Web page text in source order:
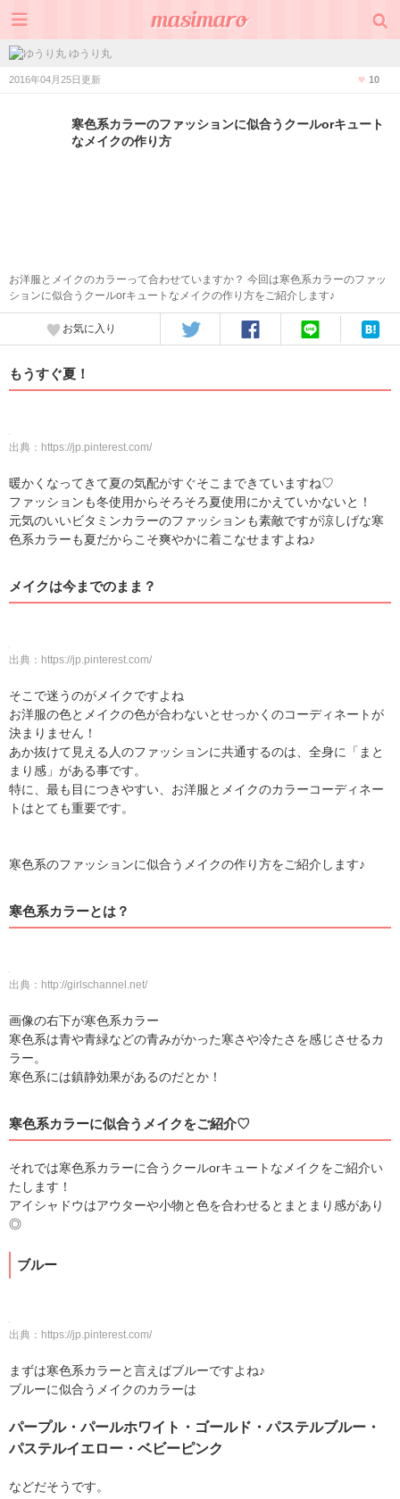
ゆうり丸
2016年04月25日更新 10
寒色系カラーのファッションに似合うクールorキュート
なメイクの作り方
お洋服とメイクのカラーって合わせていますか？ 今回は寒色系カラーのファッ
ションに似合うクールorキュートなメイクの作り方をご紹介します♪
お気に入り
もうすぐ夏！
出典： https://jp.pinterest.com/
暖かくなってきて夏の気配がすぐそこまできていますね♡
ファッションも冬使用からそろそろ夏使用にかえていかないと！
元気のいいビタミンカラーのファッションも素敵ですが涼しげな寒
色系カラーも夏だからこそ爽やかに着こなせますよね♪
メイクは今までのまま？
出典： https://jp.pinterest.com/
そこで迷うのがメイクですよね
お洋服の色とメイクの色が合わないとせっかくのコーディネートが
決まりません！
あか抜けて見える人のファッションに共通するのは、全身に「まと
まり感」がある事です。
特に、最も目につきやすい、お洋服とメイクのカラーコーディネー
トはとても重要です。
寒色系のファッションに似合うメイクの作り方をご紹介します♪
寒色系カラーとは？
出典： http://girlschannel.net/
画像の右下が寒色系カラー
寒色系は青や青緑などの青みがかった寒さや冷たさを感じさせるカ
ラー。
寒色系には鎮静効果があるのだとか！
寒色系カラーに似合うメイクをご紹介♡
それでは寒色系カラーに合うクールorキュートなメイクをご紹介い
たします！
アイシャドウはアウターや小物と色を合わせるとまとまり感があり
◎
ブルー
出典： https://jp.pinterest.com/
まずは寒色系カラーと言えばブルーですよね♪
ブルーに似合うメイクのカラーは
パープル・パールホワイト・ゴールド・パステルブルー・
パステルイエロー・ベビーピンク
などだそうです。